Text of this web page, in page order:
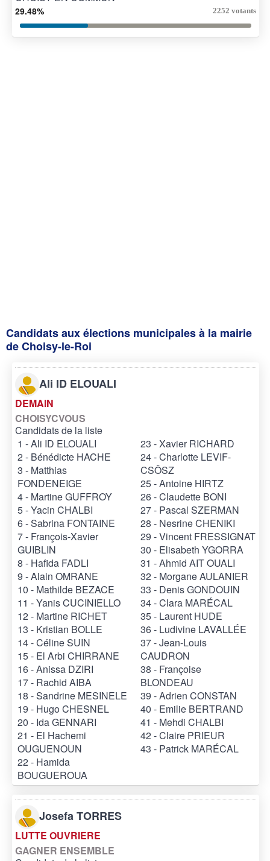
29.48% 2252 votants
Candidats aux élections municipales à la mairie
de Choisy-le-Roi
Ali ID ELOUALI
DEMAIN
CHOISYCVOUS
Candidats de la liste
1 - Ali ID ELOUALI
2 - Bénédicte HACHE
3 - Matthias
FONDENEIGE
4 - Martine GUFFROY
5 - Yacin CHALBI
6 - Sabrina FONTAINE
7 - François-Xavier
GUIBLIN
8 - Hafida FADLI
9 - Alain OMRANE
10 - Mathilde BEZACE
11 - Yanis CUCINIELLO
12 - Martine RICHET
13 - Kristian BOLLE
14 - Céline SUIN
15 - El Arbi CHIRRANE
16 - Anissa DZIRI
17 - Rachid AIBA
18 - Sandrine MESINELE
19 - Hugo CHESNEL
20 - Ida GENNARI
21 - El Hachemi
OUGUENOUN
22 - Hamida
BOUGUEROUA
23 - Xavier RICHARD
24 - Charlotte LEVIF-
CSÖSZ
25 - Antoine HIRTZ
26 - Claudette BONI
27 - Pascal SZERMAN
28 - Nesrine CHENIKI
29 - Vincent FRESSIGNAT
30 - Elisabeth YGORRA
31 - Ahmid AIT OUALI
32 - Morgane AULANIER
33 - Denis GONDOUIN
34 - Clara MARÉCAL
35 - Laurent HUDE
36 - Ludivine LAVALLÉE
37 - Jean-Louis
CAUDRON
38 - Françoise
BLONDEAU
39 - Adrien CONSTAN
40 - Emilie BERTRAND
41 - Mehdi CHALBI
42 - Claire PRIEUR
43 - Patrick MARÉCAL
Josefa TORRES
LUTTE OUVRIERE
GAGNER ENSEMBLE